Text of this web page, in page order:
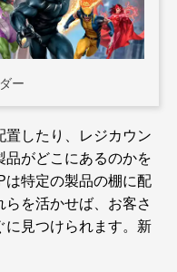
ー
したり、レジカウン
がどこにあるのかを
は特定の製品の棚に配
を活かせば、お客さ
に見つけられます。新